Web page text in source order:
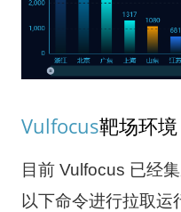
Vulfocus靶场环境
目前 Vulfocus 已经
以下命令进行拉取运